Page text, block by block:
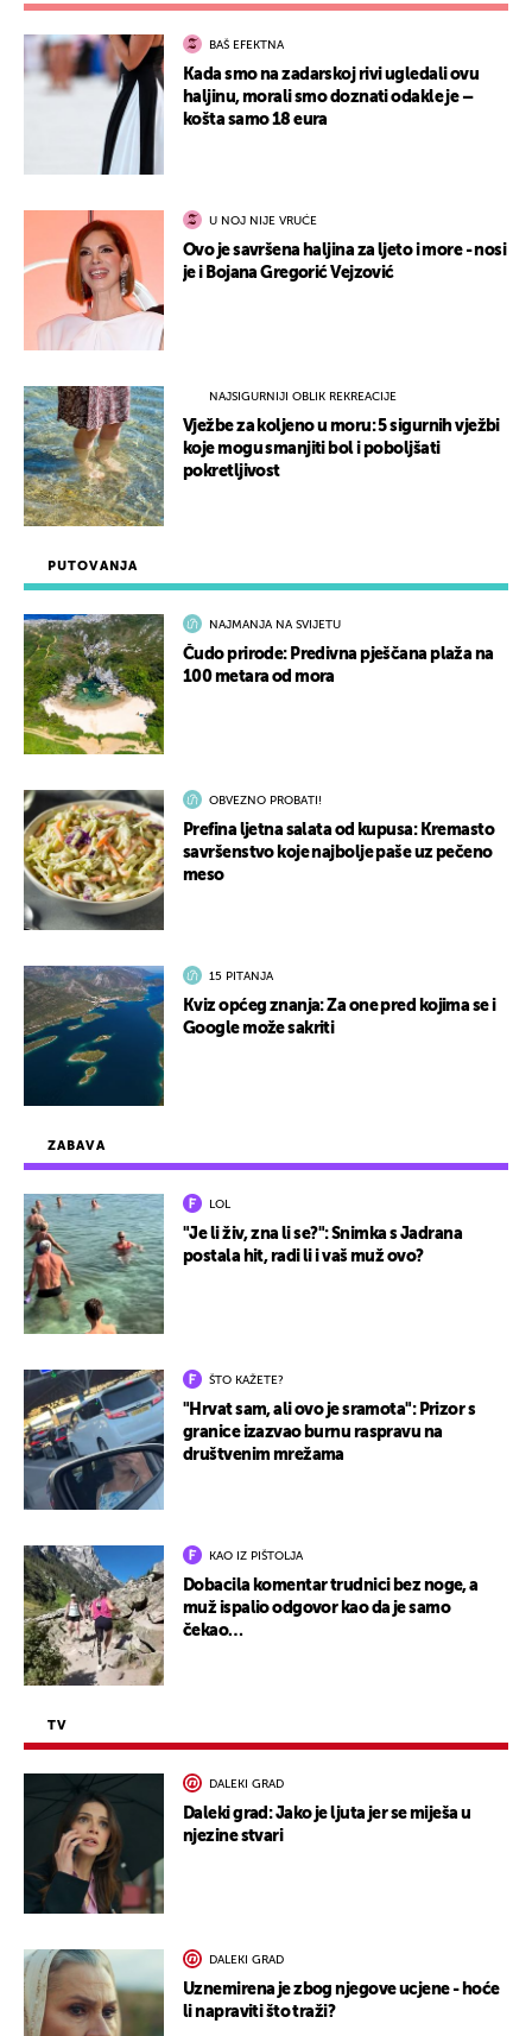
ZABAVA
LOL
"Je li živ, zna li se?": Snimka s Jadrana
postala hit, radi li i vaš muž ovo?
ŠTO KAŽETE?
"Hrvat sam, ali ovo je sramota": Prizor s
granice izazvao burnu raspravu na
društvenim mrežama
KAO IZ PIŠTOLJA
Dobacila komentar trudnici bez noge, a
muž ispalio odgovor kao da je samo
čekao…
TV
DALEKI GRAD
Daleki grad: Jako je ljuta jer se miješa u
njezine stvari
DALEKI GRAD
Uznemirena je zbog njegove ucjene - hoće
li napraviti što traži?
PUTOVANJA
NAJMANJA NA SVIJETU
Čudo prirode: Predivna pješčana plaža na
100 metara od mora
OBVEZNO PROBATI!
Prefina ljetna salata od kupusa: Kremasto
savršenstvo koje najbolje paše uz pečeno
meso
15 PITANJA
Kviz općeg znanja: Za one pred kojima se i
Google može sakriti
BAŠ EFEKTNA
Kada smo na zadarskoj rivi ugledali ovu
haljinu, morali smo doznati odakle je –
košta samo 18 eura
U NOJ NIJE VRUĆE
Ovo je savršena haljina za ljeto i more - nosi
je i Bojana Gregorić Vejzović
NAJSIGURNIJI OBLIK REKREACIJE
Vježbe za koljeno u moru: 5 sigurnih vježbi
koje mogu smanjiti bol i poboljšati
pokretljivost